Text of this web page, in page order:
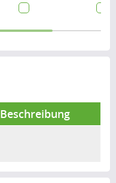
Beschreibung